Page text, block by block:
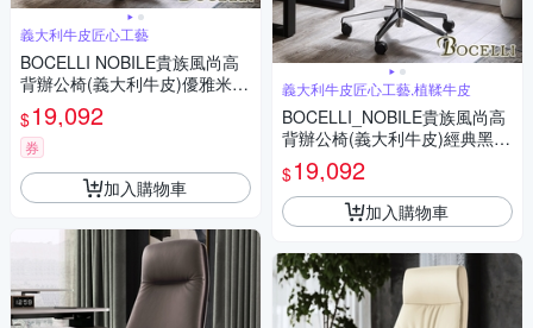
義大利牛皮匠心工藝
BOCELLI NOBILE貴族風尚高
背辦公椅(義大利牛皮)優雅米
W75*D72*H118.5~127 cm
$19,092
券
加入購物車
義大利牛皮匠心工藝,植鞣牛皮
BOCELLI_NOBILE貴族風尚高
背辦公椅(義大利牛皮)經典黑
W59.5*D62*H117~123 cm
$19,092
加入購物車